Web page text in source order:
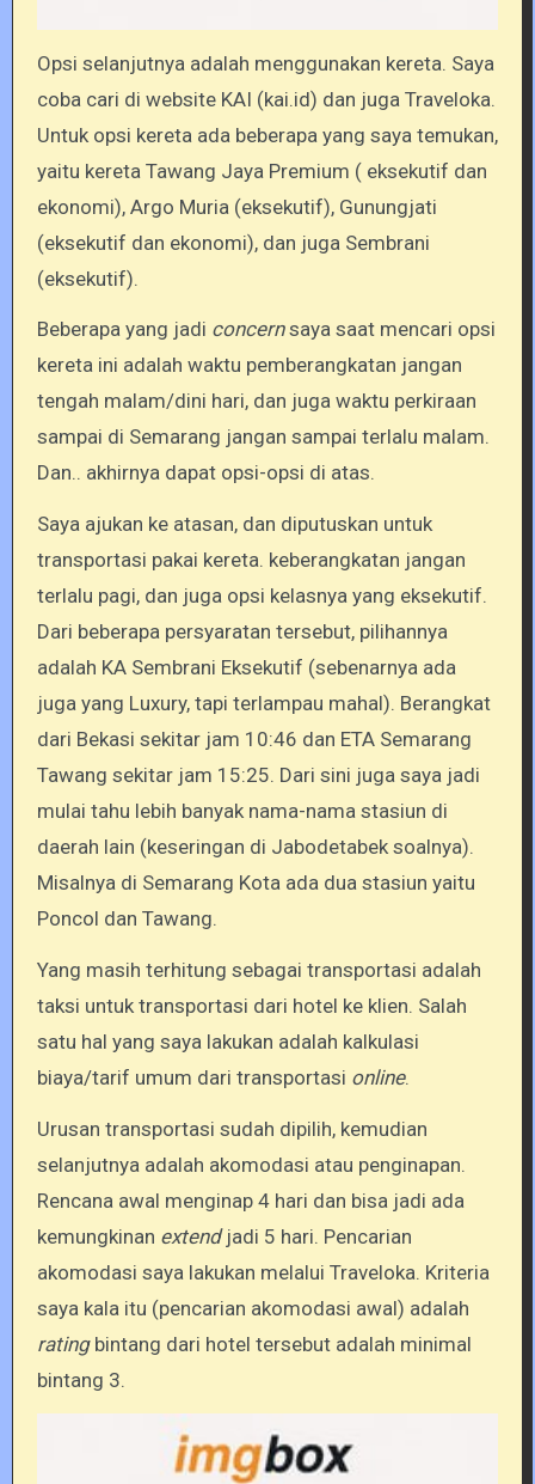
Opsi selanjutnya adalah menggunakan kereta. Saya
coba cari di website KAI (kai.id) dan juga Traveloka.
Untuk opsi kereta ada beberapa yang saya temukan,
yaitu kereta Tawang Jaya Premium ( eksekutif dan
ekonomi), Argo Muria (eksekutif), Gunungjati
(eksekutif dan ekonomi), dan juga Sembrani
(eksekutif).
Beberapa yang jadi concernsaya saat mencari opsi
kereta ini adalah waktu pemberangkatan jangan
tengah malam/dini hari, dan juga waktu perkiraan
sampai di Semarang jangan sampai terlalu malam.
Dan.. akhirnya dapat opsi-opsi di atas.
Saya ajukan ke atasan, dan diputuskan untuk
transportasi pakai kereta. keberangkatan jangan
terlalu pagi, dan juga opsi kelasnya yang eksekutif.
Dari beberapa persyaratan tersebut, pilihannya
adalah KA Sembrani Eksekutif (sebenarnya ada
juga yang Luxury, tapi terlampau mahal). Berangkat
dari Bekasi sekitar jam 10:46 dan ETA Semarang
Tawang sekitar jam 15:25. Dari sini juga saya jadi
mulai tahu lebih banyak nama-nama stasiun di
daerah lain (keseringan di Jabodetabek soalnya).
Misalnya di Semarang Kota ada dua stasiun yaitu
Poncol dan Tawang.
Yang masih terhitung sebagai transportasi adalah
taksi untuk transportasi dari hotel ke klien. Salah
satu hal yang saya lakukan adalah kalkulasi
biaya/tarif umum dari transportasi online.
Urusan transportasi sudah dipilih, kemudian
selanjutnya adalah akomodasi atau penginapan.
Rencana awal menginap 4 hari dan bisa jadi ada
kemungkinan extendjadi 5 hari. Pencarian
akomodasi saya lakukan melalui Traveloka. Kriteria
saya kala itu (pencarian akomodasi awal) adalah
ratingbintang dari hotel tersebut adalah minimal
bintang 3.